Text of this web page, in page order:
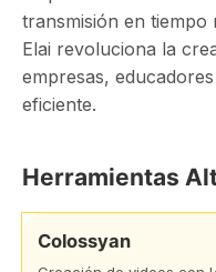
transmisión en tiempo
Elai revoluciona la
empresas,
eficiente.
Herramientas
Colossyan